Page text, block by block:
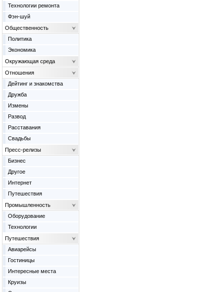
Технологии ремонта
Фэн-шуй
Общественность
Политика
Экономика
Окружающая среда
Отношения
Дейтинг и знакомства
Дружба
Измены
Развод
Расставания
Свадьбы
Пресс-релизы
Бизнес
Другое
Интернет
Путешествия
Промышленность
Оборудование
Технологии
Путешествия
Авиарейсы
Гостиницы
Интересные места
Круизы